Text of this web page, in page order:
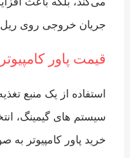
جریان خروجی روی
قیمت پاور کامپیوتر
استفاده از یک منبع
سیستم‌ های گیمینگ،
خرید پاور کامپیوتر